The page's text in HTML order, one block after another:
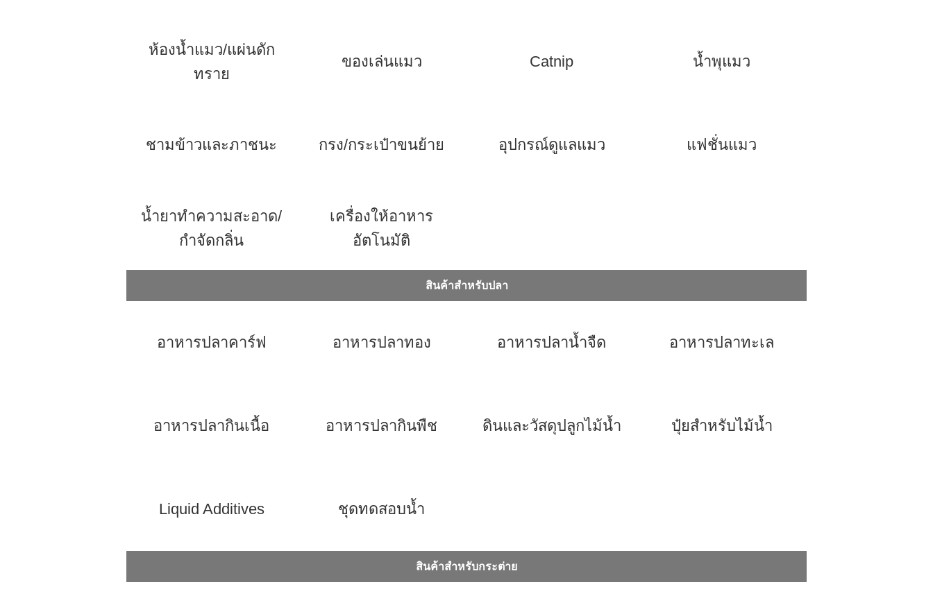
ห้องน้ำแมว/แผ่นดัก
ทราย
ของเล่นแมว Catnip น้ำพุแมว
ชามข้าวและภาชนะ กรง/กระเป๋าขนย้าย อุปกรณ์ดูแลแมว แฟชั่นแมว
น้ำยาทำความสะอาด/
กำจัดกลิ่น
เครื่องให้อาหาร
อัตโนมัติ
สินค้าสำหรับปลา
อาหารปลาคาร์ฟ อาหารปลาทอง อาหารปลาน้ำจืด อาหารปลาทะเล
อาหารปลากินเนื้อ อาหารปลากินพืช ดินและวัสดุปลูกไม้น้ำ ปุ๋ยสำหรับไม้น้ำ
Liquid Additives ชุดทดสอบน้ำ
สินค้าสำหรับกระต่าย